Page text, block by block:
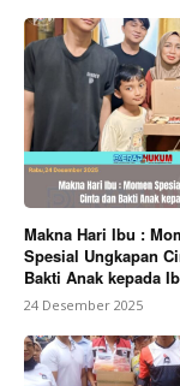
Makna Hari Ibu :
Spesial Ungkapan
Bakti Anak kepada
24 Desember 2025